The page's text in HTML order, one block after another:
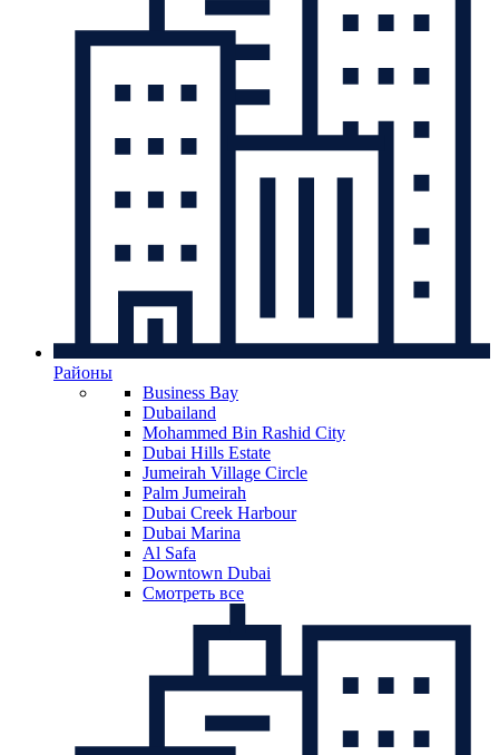
Районы
Business Bay
Dubailand
Mohammed Bin Rashid City
Dubai Hills Estate
Jumeirah Village Circle
Palm Jumeirah
Dubai Creek Harbour
Dubai Marina
Al Safa
Downtown Dubai
Смотреть все